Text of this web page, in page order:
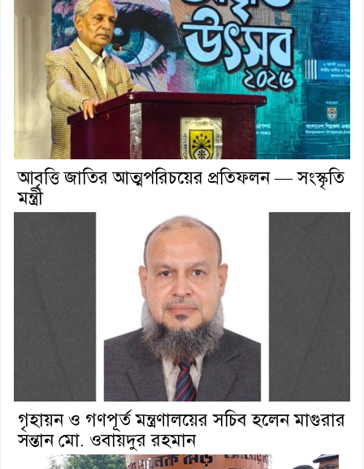
আবৃত্তি জাতির আত্মপরিচয়ের প্রতিফলন — সংস্কৃতি
মন্ত্রী
গৃহায়ন ও গণপূর্ত মন্ত্রণালয়ের সচিব হলেন মাগুরার
সন্তান মো. ওবায়দুর রহমান